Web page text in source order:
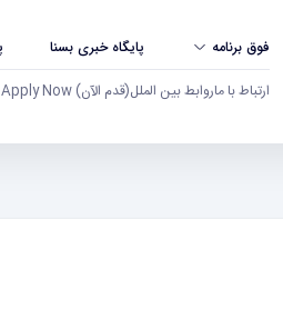
فوق برنامه پایگاه خبری بسنا
ارتباط با ماروابط بین الملل(قدم الآن) Apply Now